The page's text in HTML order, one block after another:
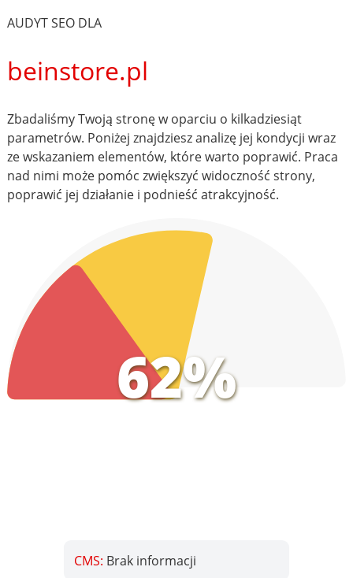
AUDYT SEO DLA
beinstore.pl
Zbadaliśmy Twoją stronę w oparciu o kilkadziesiąt
parametrów. Poniżej znajdziesz analizę jej kondycji wraz
ze wskazaniem elementów, które warto poprawić. Praca
nad nimi może pomóc zwiększyć widoczność strony,
poprawić jej działanie i podnieść atrakcyjność.
62%
CMS: Brak informacji